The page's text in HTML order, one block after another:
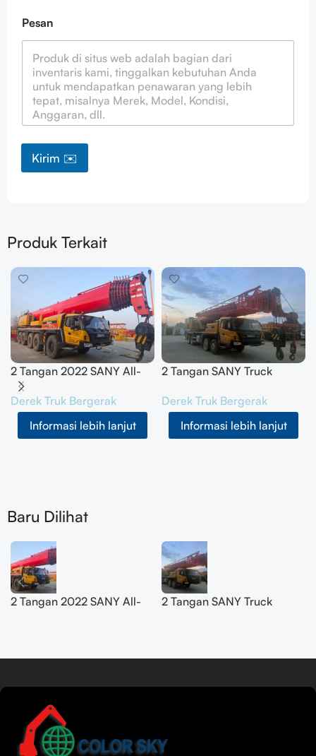
m
a
N
m
Pesan
Kirim ✉️
Produk Terkait
2 Tangan 2022 SANY All-
Terrain Crane 200T
SYM5556JQZ200C
Derek Truk Bergerak
Informasi lebih lanjut
2 Tangan SANY Truck
(STC500E5) 2021
Derek Truk Bergerak
Informasi lebih lanjut
Baru Dilihat
2 Tangan 2022 SANY All-
2 Tangan SANY Truck
Urdu
Tamil